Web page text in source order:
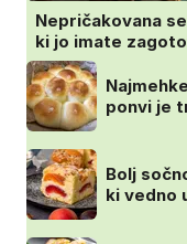
Nepričakovana
ki jo imate
ponvi je
Bolj
ki vedno